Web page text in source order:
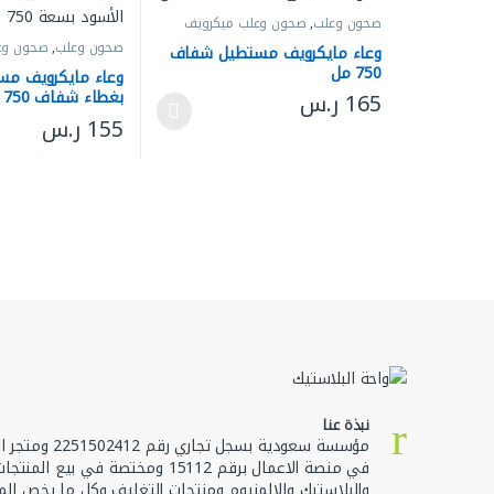
صحون وعلب,صحون وعلب ميكرويف
وعاء مايكرويف مستطيل شفاف
750 مل
165 ر.س
هناك العديد من الأشكال المختلفة لهذا المنتج. يمكن
صحون وعلب,صحون
وعاء مايكرويف
بغطاء شفاف 750 مل
155 ر.س
هناك العديد من
نبذة عنا
مؤسسة سعودية
في منصة الاعمال برقم 15112 ومختصة في بيع